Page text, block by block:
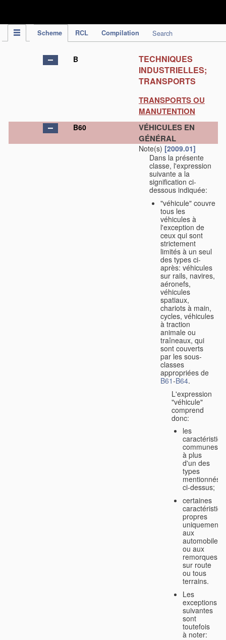
Scheme RCL Compilation Search
B
TECHNIQUES
INDUSTRIELLES;
TRANSPORTS
TRANSPORTS OU
MANUTENTION
B60
VÉHICULES EN
GÉNÉRAL
Note(s) [2009.01]
Dans la présente
classe, l'expression
suivante a la
signification ci-
dessous indiquée:
"véhicule" couvre
tous les
véhicules à
l'exception de
ceux qui sont
strictement
limités à un seul
des types ci-
après: véhicules
sur rails, navires,
aéronefs,
véhicules
spatiaux,
chariots à main,
cycles, véhicules
à traction
animale ou
traîneaux, qui
sont couverts
par les sous-
classes
appropriées de
B61-B64.
L'expression
"véhicule"
comprend
donc:
les
communes
à plus
d'un des
types
mentionnés
ci-dessus;
certaines
propres
uniquement
aux
automobiles
ou aux
remorques
sur route
ou tous
terrains.
Les
exceptions
suivantes
sont
toutefois
à noter: